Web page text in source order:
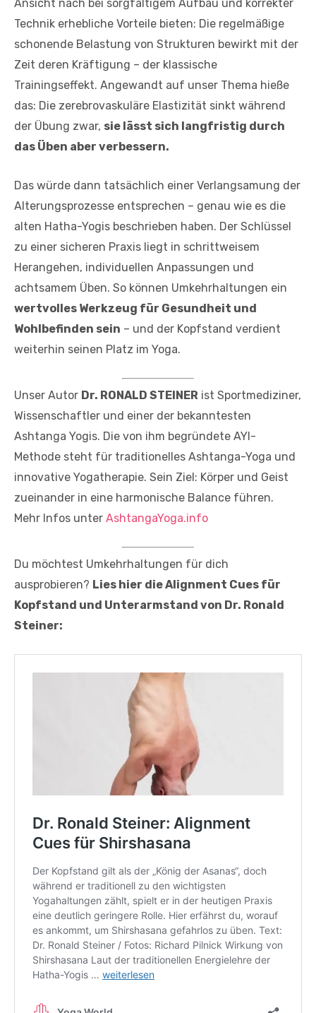
Ansicht nach bei sorgfältigem Aufbau und korrekter
Technik erhebliche Vorteile bieten: Die regelmäßige
schonende Belastung von Strukturen bewirkt mit der
Zeit deren Kräftigung – der klassische
Trainingseffekt. Angewandt auf unser Thema hieße
das: Die zerebrovaskuläre Elastizität sinkt während
der Übung zwar, sie lässt sich langfristig durch
das Üben aber verbessern.
Das würde dann tatsächlich einer Verlangsamung der
Alterungsprozesse entsprechen – genau wie es die
alten Hatha-Yogis beschrieben haben. Der Schlüssel
zu einer sicheren Praxis liegt in schrittweisem
Herangehen, individuellen Anpassungen und
achtsamem Üben. So können Umkehrhaltungen ein
wertvolles Werkzeug für Gesundheit und
Wohlbefinden sein – und der Kopfstand verdient
weiterhin seinen Platz im Yoga.
Unser Autor Dr. RONALD STEINER ist Sportmediziner,
Wissenschaftler und einer der bekanntesten
Ashtanga Yogis. Die von ihm begründete AYI-
Methode steht für traditionelles Ashtanga-Yoga und
innovative Yogatherapie. Sein Ziel: Körper und Geist
zueinander in eine harmonische Balance führen.
Mehr Infos unter AshtangaYoga.info
Du möchtest Umkehrhaltungen für dich
ausprobieren? Lies hier die Alignment Cues für
Kopfstand und Unterarmstand von Dr. Ronald
Steiner: